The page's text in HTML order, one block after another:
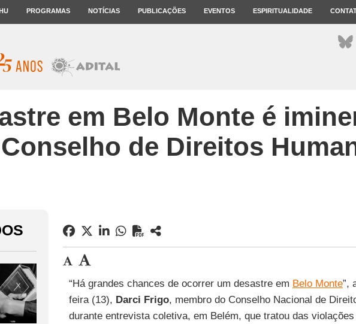
PROGRAMAS NOTÍCIAS PUBLICAÇÕES EVENTOS ESPIRITUALIDADE
em Belo Monte é
Conselho de Direitos
“Há grandes chances de ocorrer um desastre em Belo Monte”,
feira (13), Darci Frigo, membro do Conselho Nacional de
durante entrevista coletiva, em Belém, que tratou das